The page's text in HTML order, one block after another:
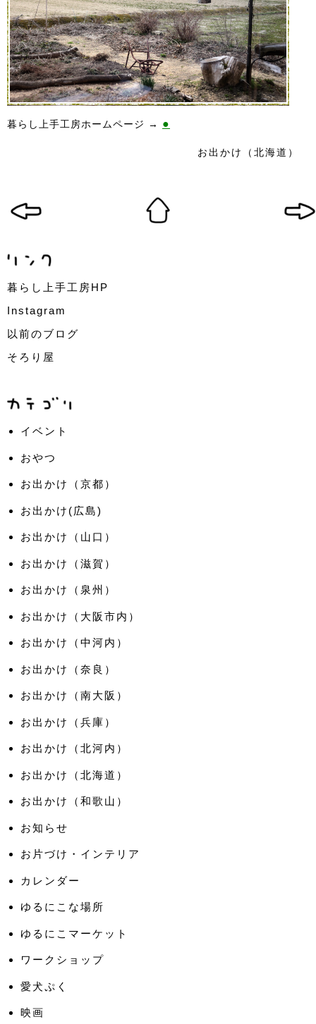
暮らし上手工房ホームページ → ●
お出かけ（北海道）
暮らし上手工房HP
Instagram
以前のブログ
そろり屋
イベント
おやつ
お出かけ（京都）
お出かけ(広島)
お出かけ（山口）
お出かけ（滋賀）
お出かけ（泉州）
お出かけ（大阪市内）
お出かけ（中河内）
お出かけ（奈良）
お出かけ（南大阪）
お出かけ（兵庫）
お出かけ（北河内）
お出かけ（北海道）
お出かけ（和歌山）
お知らせ
お片づけ・インテリア
カレンダー
ゆるにこな場所
ゆるにこマーケット
ワークショップ
愛犬ぷく
映画